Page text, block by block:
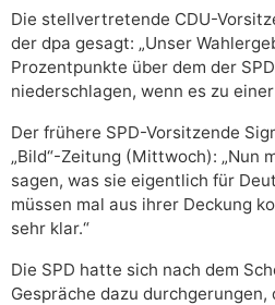
Die stellvertretende CDU-
der dpa gesagt: „Unser
Prozentpunkte über dem der
niederschlagen, wenn es zu
Der frühere SPD-Vorsitzende
„Bild“-Zeitung (Mittwoch): „Nun
sagen, was sie eigentlich für
müssen mal aus ihrer Deckung
sehr klar.“
Die SPD hatte sich nach dem
Gespräche dazu durchgerungen,